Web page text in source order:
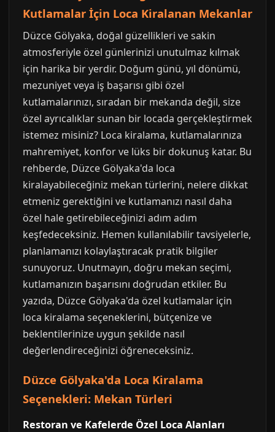
Kutlamalar İçin Loca Kiralanan Mekanlar
Düzce Gölyaka, doğal güzellikleri ve sakin
atmosferiyle özel günlerinizi unutulmaz kılmak
için harika bir yerdir. Doğum günü, yıl dönümü,
mezuniyet veya iş başarısı gibi özel
kutlamalarınızı, sıradan bir mekanda değil, size
özel ayrıcalıklar sunan bir locada gerçekleştirmek
istemez misiniz? Loca kiralama, kutlamalarınıza
mahremiyet, konfor ve lüks bir dokunuş katar. Bu
rehberde, Düzce Gölyaka'da loca
kiralayabileceğiniz mekan türlerini, nelere dikkat
etmeniz gerektiğini ve kutlamanızı nasıl daha
özel hale getirebileceğinizi adım adım
keşfedeceksiniz. Hemen kullanılabilir tavsiyelerle,
planlamanızı kolaylaştıracak pratik bilgiler
sunuyoruz. Unutmayın, doğru mekan seçimi,
kutlamanızın başarısını doğrudan etkiler. Bu
yazıda, Düzce Gölyaka'da özel kutlamalar için
loca kiralama seçeneklerini, bütçenize ve
beklentilerinize uygun şekilde nasıl
değerlendireceğinizi öğreneceksiniz.
Düzce Gölyaka'da Loca Kiralama
Seçenekleri: Mekan Türleri
Restoran ve Kafelerde Özel Loca Alanları